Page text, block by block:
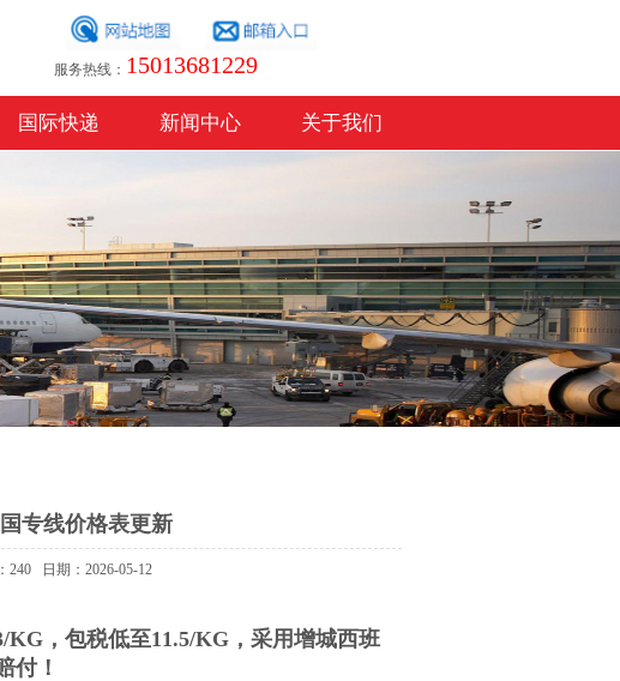
服务热线 ： 15013681229
国际快递 新闻中心 关于我们
专线价格表更新
240 日期：2026-05-12
KG，包税低至11.5/KG，采用增城西班
付！